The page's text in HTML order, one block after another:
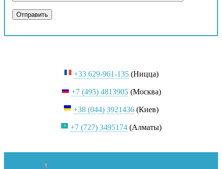
Отправить
+33 629-961-135(Ницца)
+7 (495) 4813905(Москва)
+38 (044) 3921436 (Киев)
+7 (727) 3495174 (Алматы)